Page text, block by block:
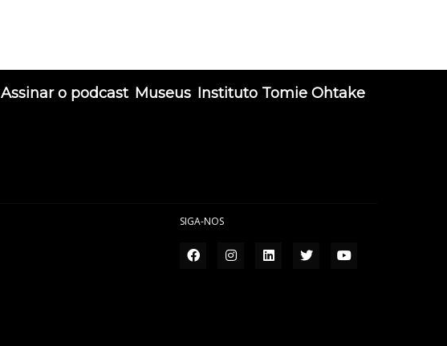
Assinar o podcast Museus Instituto Tomie Ohtake
SIGA-NOS